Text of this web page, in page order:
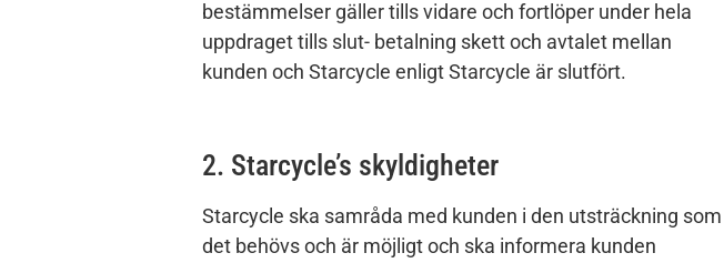
bestämmelser gäller tills vidare och fortlöper under hela
uppdraget tills slut- betalning skett och avtalet mellan
kunden och Starcycle enligt Starcycle är slutfört.
2. Starcycle’s skyldigheter
Starcycle ska samråda med kunden i den utsträckning som
det behövs och är möjligt och ska informera kunden